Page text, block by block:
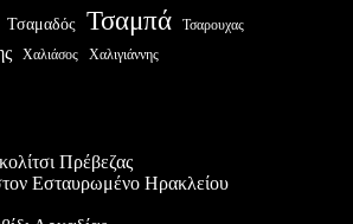
Τσαμαδός Τσαμπά Τσαρουχας
Χαλιάσος Χαλιγιάννης
Πρέβεζας
Εσταυρωμένο Ηρακλείου